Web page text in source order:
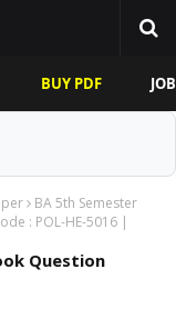
BUY PDF
BA 5th Semester
: POL-HE-5016 |
Question